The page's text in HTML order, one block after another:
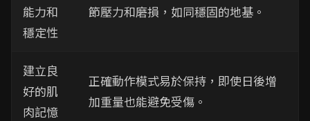
能力和
穩定性
節壓力和磨損，如同穩固的地基。
建立良
好的肌
肉記憶
正確動作模式易於保持，即使日後增
加重量也能避免受傷。